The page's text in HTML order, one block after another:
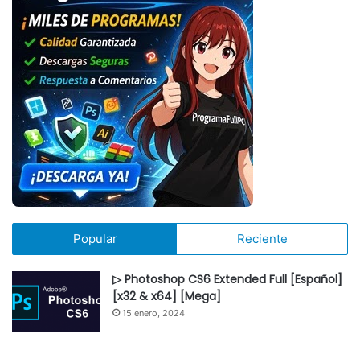
Popular Reciente
▷ Photoshop CS6 Extended Full [Español]
[x32 & x64] [Mega]
15 enero, 2024